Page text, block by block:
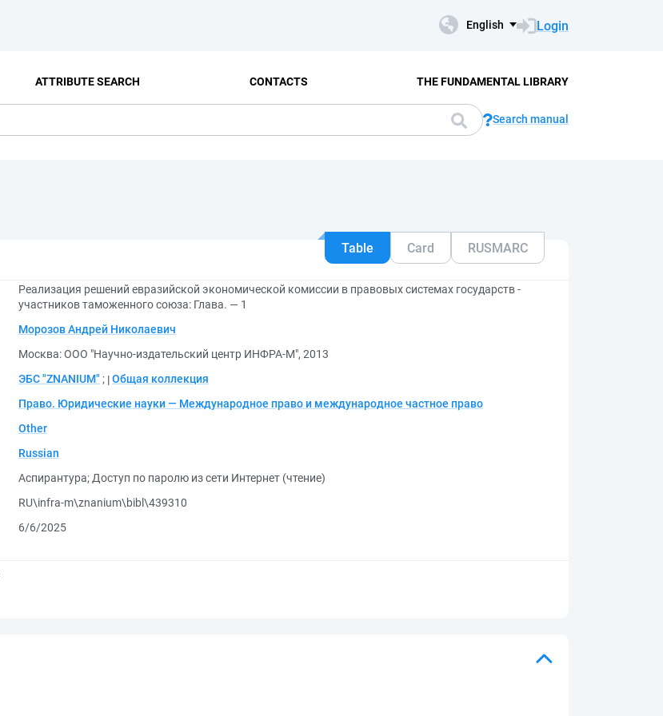
English Login
ATTRIBUTE SEARCH CONTACTS THE FUNDAMENTAL LIBRARY
Search manual
Table Card RUSMARC
Реализация решений евразийской экономической комиссии в правовых системах государств -
участников таможенного союза: Глава. — 1
Морозов Андрей Николаевич
Москва: ООО "Научно-издательский центр ИНФРА-М", 2013
ЭБС "ZNANIUM" ; Общая коллекция
Право. Юридические науки — Международное право и международное частное право
Other
Russian
Аспирантура; Доступ по паролю из сети Интернет (чтение)
RU\infra-m\znanium\bibl\439310
6/6/2025